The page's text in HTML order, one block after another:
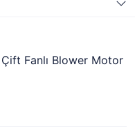
Fanlı Blower Motor